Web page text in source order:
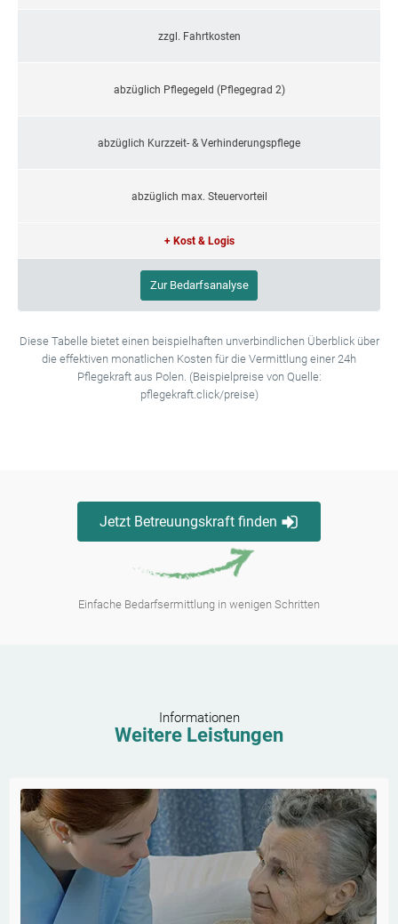
zzgl. Fahrtkosten
abzüglich Pflegegeld (Pflegegrad 2)
abzüglich Kurzzeit- & Verhinderungspflege
abzüglich max. Steuervorteil
+ Kost & Logis
Zur Bedarfsanalyse
Diese Tabelle bietet einen beispielhaften unverbindlichen Überblick über
die effektiven monatlichen Kosten für die Vermittlung einer 24h
Pflegekraft aus Polen. (Beispielpreise von Quelle:
pflegekraft.click/preise)
Jetzt Betreuungskraft finden
Einfache Bedarfsermittlung in wenigen Schritten
Informationen
Weitere Leistungen